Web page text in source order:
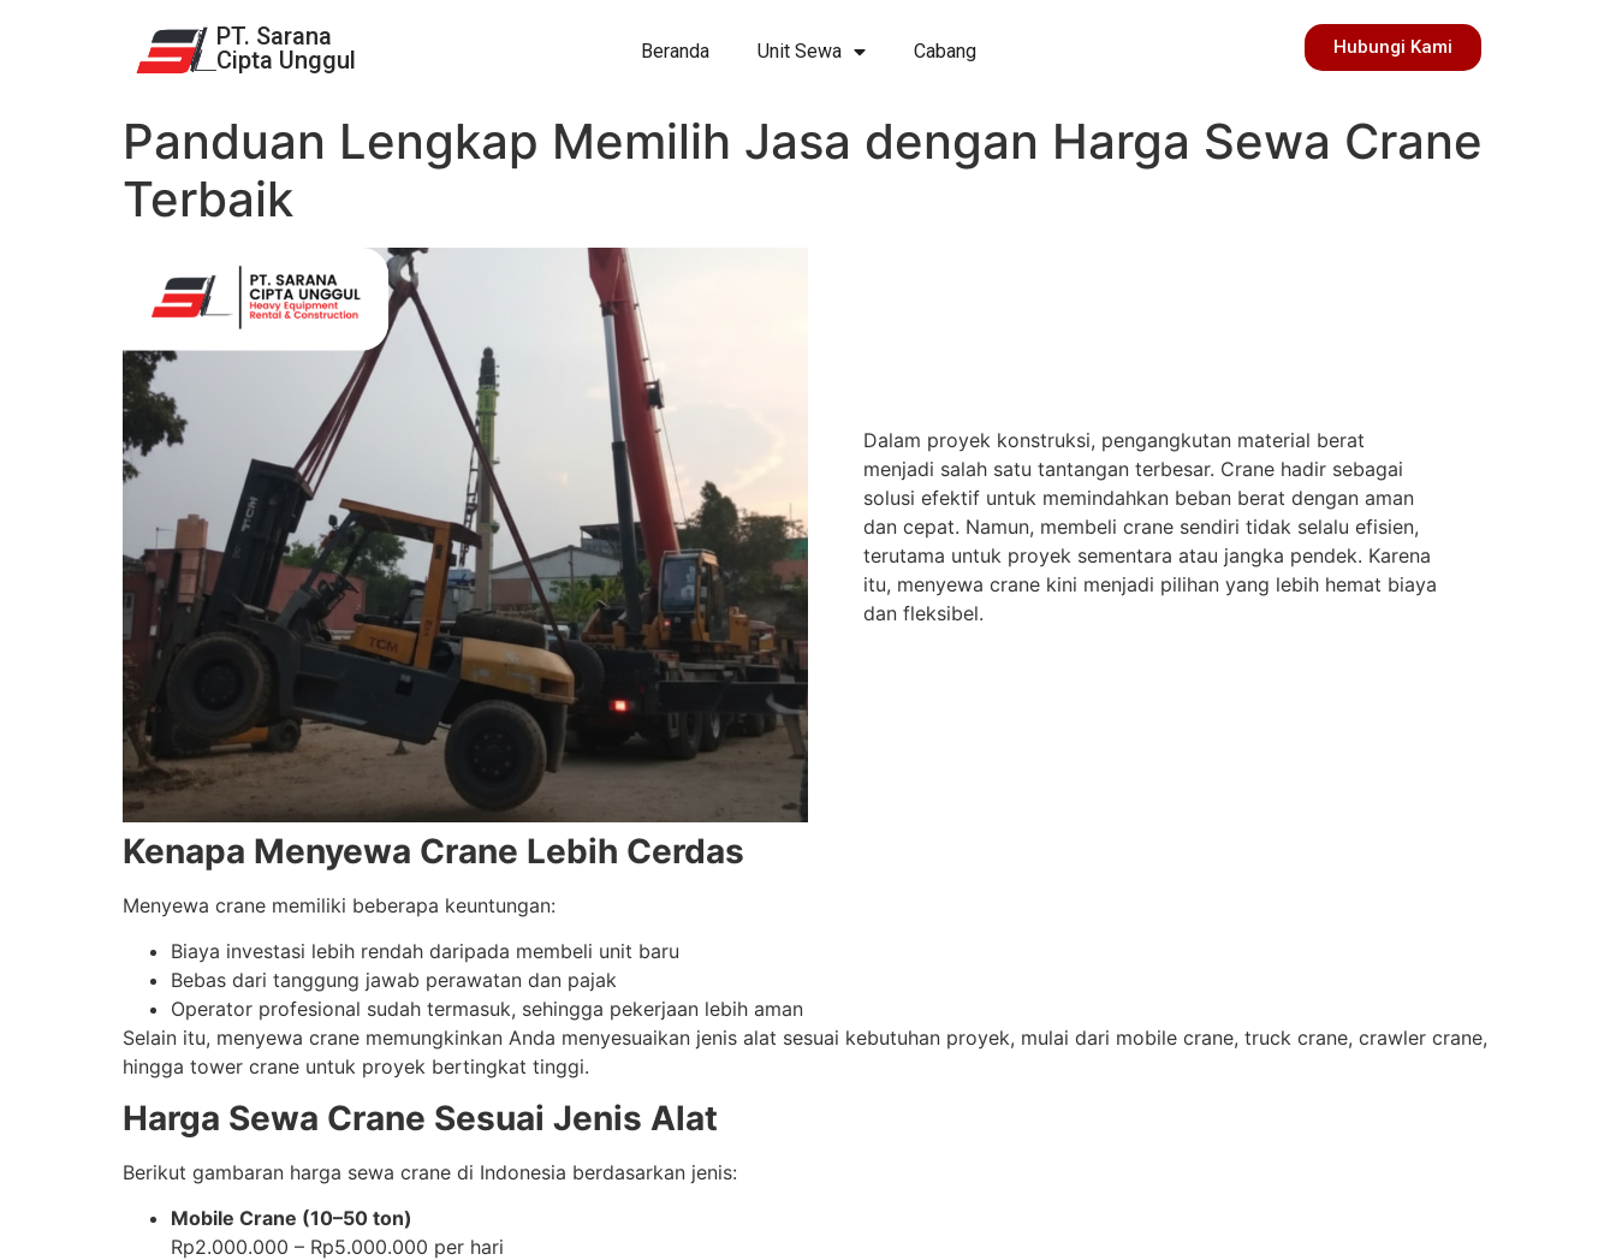
PT. Sarana
Cipta Unggul
Beranda Unit Sewa Cabang Hubungi Kami
Panduan Lengkap Memilih Jasa dengan Harga Sewa Crane
Terbaik
Dalam proyek konstruksi, pengangkutan material berat
menjadi salah satu tantangan terbesar. Crane hadir sebagai
solusi efektif untuk memindahkan beban berat dengan aman
dan cepat. Namun, membeli crane sendiri tidak selalu efisien,
terutama untuk proyek sementara atau jangka pendek. Karena
itu, menyewa crane kini menjadi pilihan yang lebih hemat biaya
dan fleksibel.
Kenapa Menyewa Crane Lebih Cerdas
Menyewa crane memiliki beberapa keuntungan:
Biaya investasi lebih rendah daripada membeli unit baru
Bebas dari tanggung jawab perawatan dan pajak
Operator profesional sudah termasuk, sehingga pekerjaan lebih aman
Selain itu, menyewa crane memungkinkan Anda menyesuaikan jenis alat sesuai kebutuhan proyek, mulai dari mobile crane, truck crane, crawler crane,
hingga tower crane untuk proyek bertingkat tinggi.
Harga Sewa Crane Sesuai Jenis Alat
Berikut gambaran harga sewa crane di Indonesia berdasarkan jenis:
Mobile Crane (10–50 ton)
Rp2.000.000 – Rp5.000.000 per hari